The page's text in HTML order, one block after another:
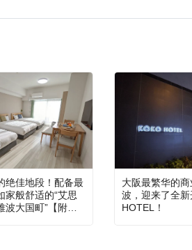
绝佳地段！配备最
家般舒适的“艾思
大国町”【附优
大阪最繁华的
波，迎来了全
HOTEL！